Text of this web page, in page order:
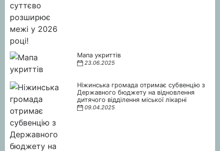
Мапа укриттів
23.06.2025
Ніжинська громада отримає субвенцію з
Державного бюджету на відновлення
дитячого відділення міської лікарні
09.04.2025